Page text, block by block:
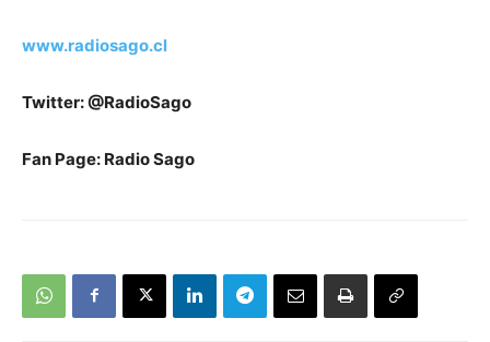
www.radiosago.cl
Twitter: @RadioSago
Fan Page: Radio Sago